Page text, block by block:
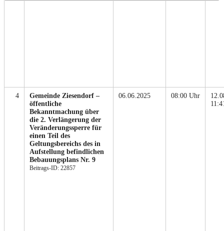
4
Gemeinde Ziesendorf –
öffentliche
Bekanntmachung über
die 2. Verlängerung der
Veränderungssperre für
einen Teil des
Geltungsbereichs des in
Aufstellung befindlichen
Bebauungsplans Nr. 9
Beitrags-ID: 22857
06.06.2025 08:00 Uhr